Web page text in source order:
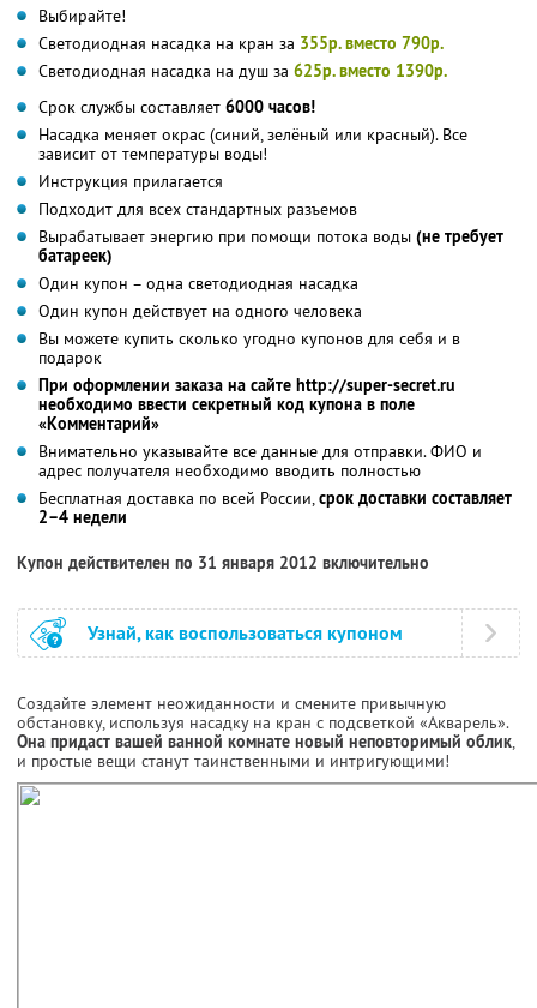
Выбирайте!
Светодиодная насадка на кран за 355р. вместо 790р.
Светодиодная насадка на душ за 625р. вместо 1390р.
Срок службы составляет 6000 часов!
Насадка меняет окрас (синий, зелёный или красный). Все
зависит от температуры воды!
Инструкция прилагается
Подходит для всех стандартных разъемов
Вырабатывает энергию при помощи потока воды (не требует
батареек)
Один купон – одна светодиодная насадка
Один купон действует на одного человека
Вы можете купить сколько угодно купонов для себя и в
подарок
При оформлении заказа на сайте http://super-secret.ru
необходимо ввести секретный код купона в поле
«Комментарий»
Внимательно указывайте все данные для отправки. ФИО и
адрес получателя необходимо вводить полностью
Бесплатная доставка по всей России,срок доставки составляет
2–4 недели
Купон действителен по 31 января 2012 включительно
Узнай, как воспользоваться купоном
Создайте элемент неожиданности и смените привычную
обстановку, используя насадку на кран с подсветкой «Акварель».
Она придаст вашей ванной комнате новый неповторимый облик,
и простые вещи станут таинственными и интригующими!